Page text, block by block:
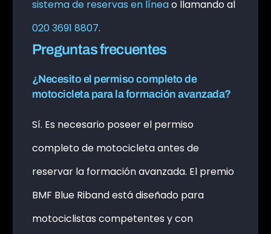
sistema de reservas en líneao llamando al
020 3691 8807.
Preguntas frecuentes
¿Necesito el permiso completo de
motocicleta para la formación avanzada?
Sí. Es necesario poseer el permiso
completo de motocicleta antes de
reservar la formación avanzada. El premio
BMF Blue Riband está diseñado para
motociclistas competentes y con